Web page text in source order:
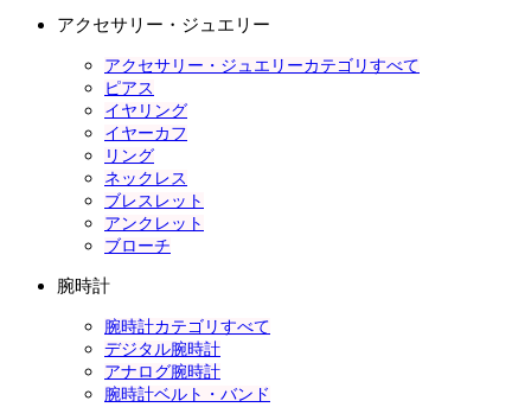
アクセサリー・ジュエリー
アクセサリー・ジュエリーカテゴリすべて
ピアス
イヤリング
イヤーカフ
リング
ネックレス
ブレスレット
アンクレット
ブローチ
腕時計
腕時計カテゴリすべて
デジタル腕時計
アナログ腕時計
腕時計ベルト・バンド